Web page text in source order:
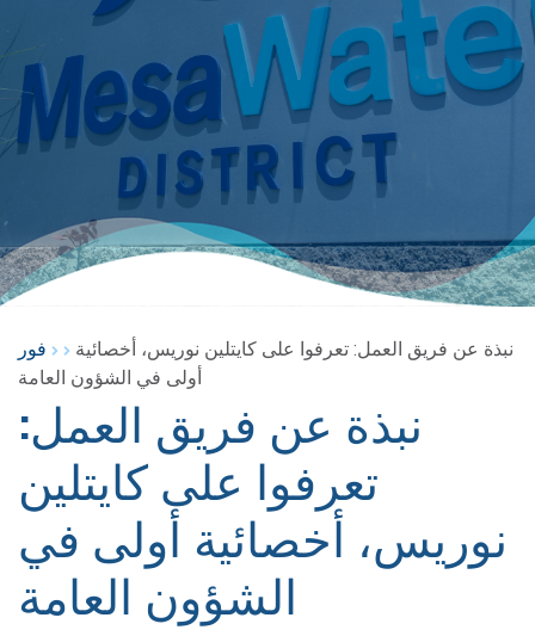
فور
نبذة عن فريق العمل: تعرفوا على كايتلين نوريس، أخصائية
أولى في الشؤون العامة
نبذة عن فريق العمل:
تعرفوا على كايتلين
نوريس، أخصائية أولى في
الشؤون العامة